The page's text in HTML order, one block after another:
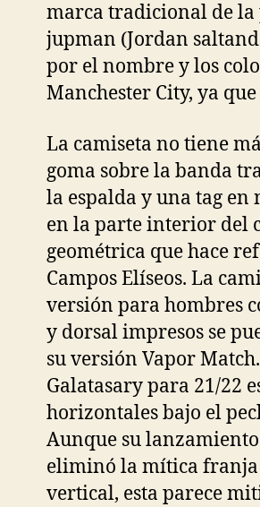
marca tradicional de la
jupman (Jordan
por el nombre y los
Manchester City, ya
La camiseta no tiene
goma sobre la banda
la espalda y una tag
en la parte interior del
geométrica que hace
Campos Elíseos. La
versión para hombres
y dorsal impresos se
su versión Vapor
Galatasary para 21/22
horizontales bajo el
Aunque su
eliminó la mítica franja
vertical, esta parece